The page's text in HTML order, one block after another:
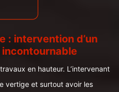
: intervention d’un
en hauteur. L’intervenant
vertige et surtout avoir les